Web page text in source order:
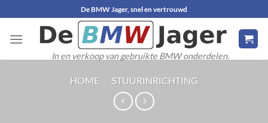
naar
inhoud
De BMW Jager, snel en vertrouwd
In en verkoop van gebruikte BMW onderdelen.
HOME / STUURINRICHTING